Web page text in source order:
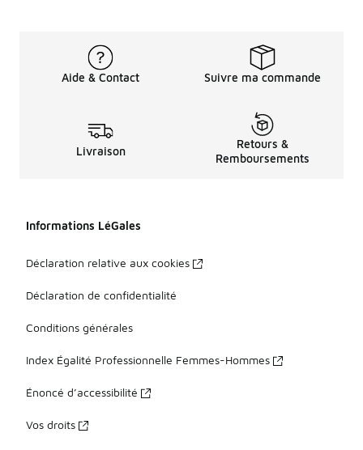
Aide & Contact Suivre ma commande
Livraison
Retours &
Remboursements
Informations LéGales
Déclaration relative aux cookies
Déclaration de confidentialité
Conditions générales
Index Égalité Professionnelle Femmes-Hommes
Énoncé d’accessibilité
Vos droits